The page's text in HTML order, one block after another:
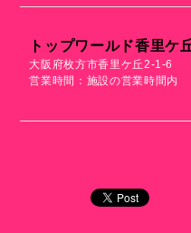
トップワールド香里ケ
大阪府枚方市香里ケ丘2-1-6
営業時間：施設の営業時間内